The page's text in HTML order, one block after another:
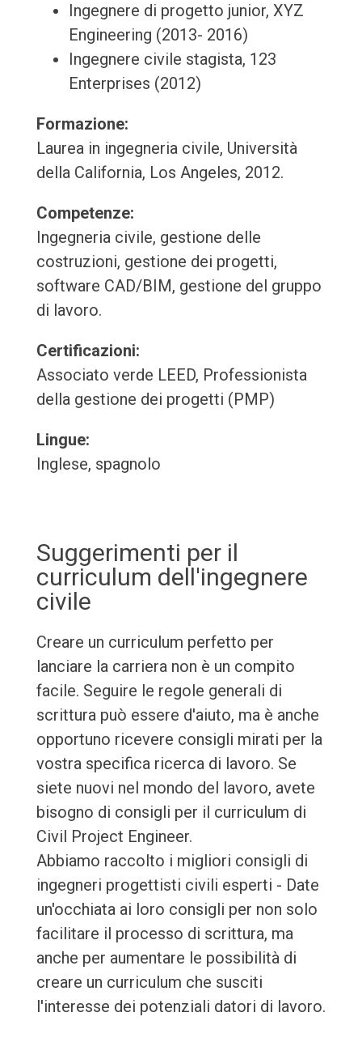
Ingegnere di progetto junior, XYZ
Engineering (2013- 2016)
Ingegnere civile stagista, 123
Enterprises (2012)
Formazione:
Laurea in ingegneria civile, Università
della California, Los Angeles, 2012.
Competenze:
Ingegneria civile, gestione delle
costruzioni, gestione dei progetti,
software CAD/BIM, gestione del gruppo
di lavoro.
Certificazioni:
Associato verde LEED, Professionista
della gestione dei progetti (PMP)
Lingue:
Inglese, spagnolo
Suggerimenti per il
curriculum dell'ingegnere
civile
Creare un curriculum perfetto per
lanciare la carriera non è un compito
facile. Seguire le regole generali di
scrittura può essere d'aiuto, ma è anche
opportuno ricevere consigli mirati per la
vostra specifica ricerca di lavoro. Se
siete nuovi nel mondo del lavoro, avete
bisogno di consigli per il curriculum di
Civil Project Engineer.
Abbiamo raccolto i migliori consigli di
ingegneri progettisti civili esperti - Date
un'occhiata ai loro consigli per non solo
facilitare il processo di scrittura, ma
anche per aumentare le possibilità di
creare un curriculum che susciti
l'interesse dei potenziali datori di lavoro.